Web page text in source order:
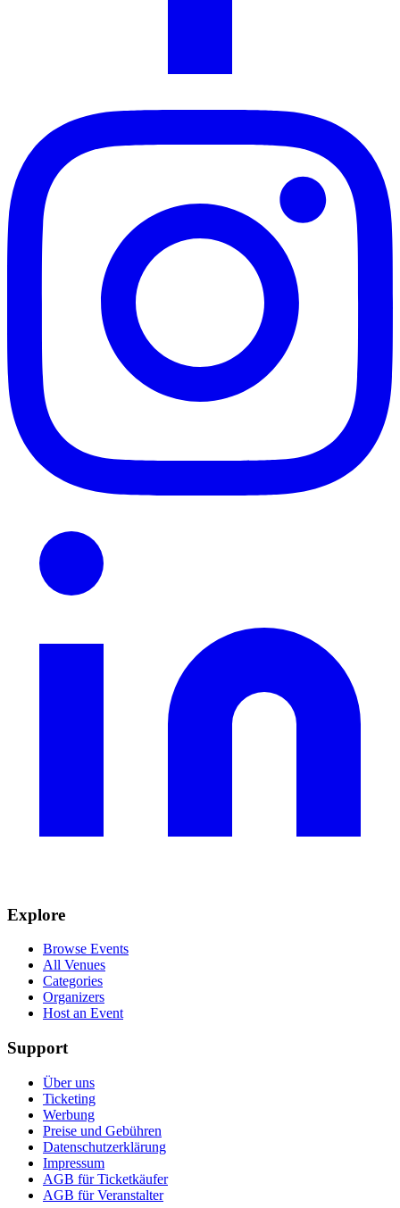
Explore
Browse Events
All Venues
Categories
Organizers
Host an Event
Support
Über uns
Ticketing
Werbung
Preise und Gebühren
Datenschutzerklärung
Impressum
AGB für Ticketkäufer
AGB für Veranstalter